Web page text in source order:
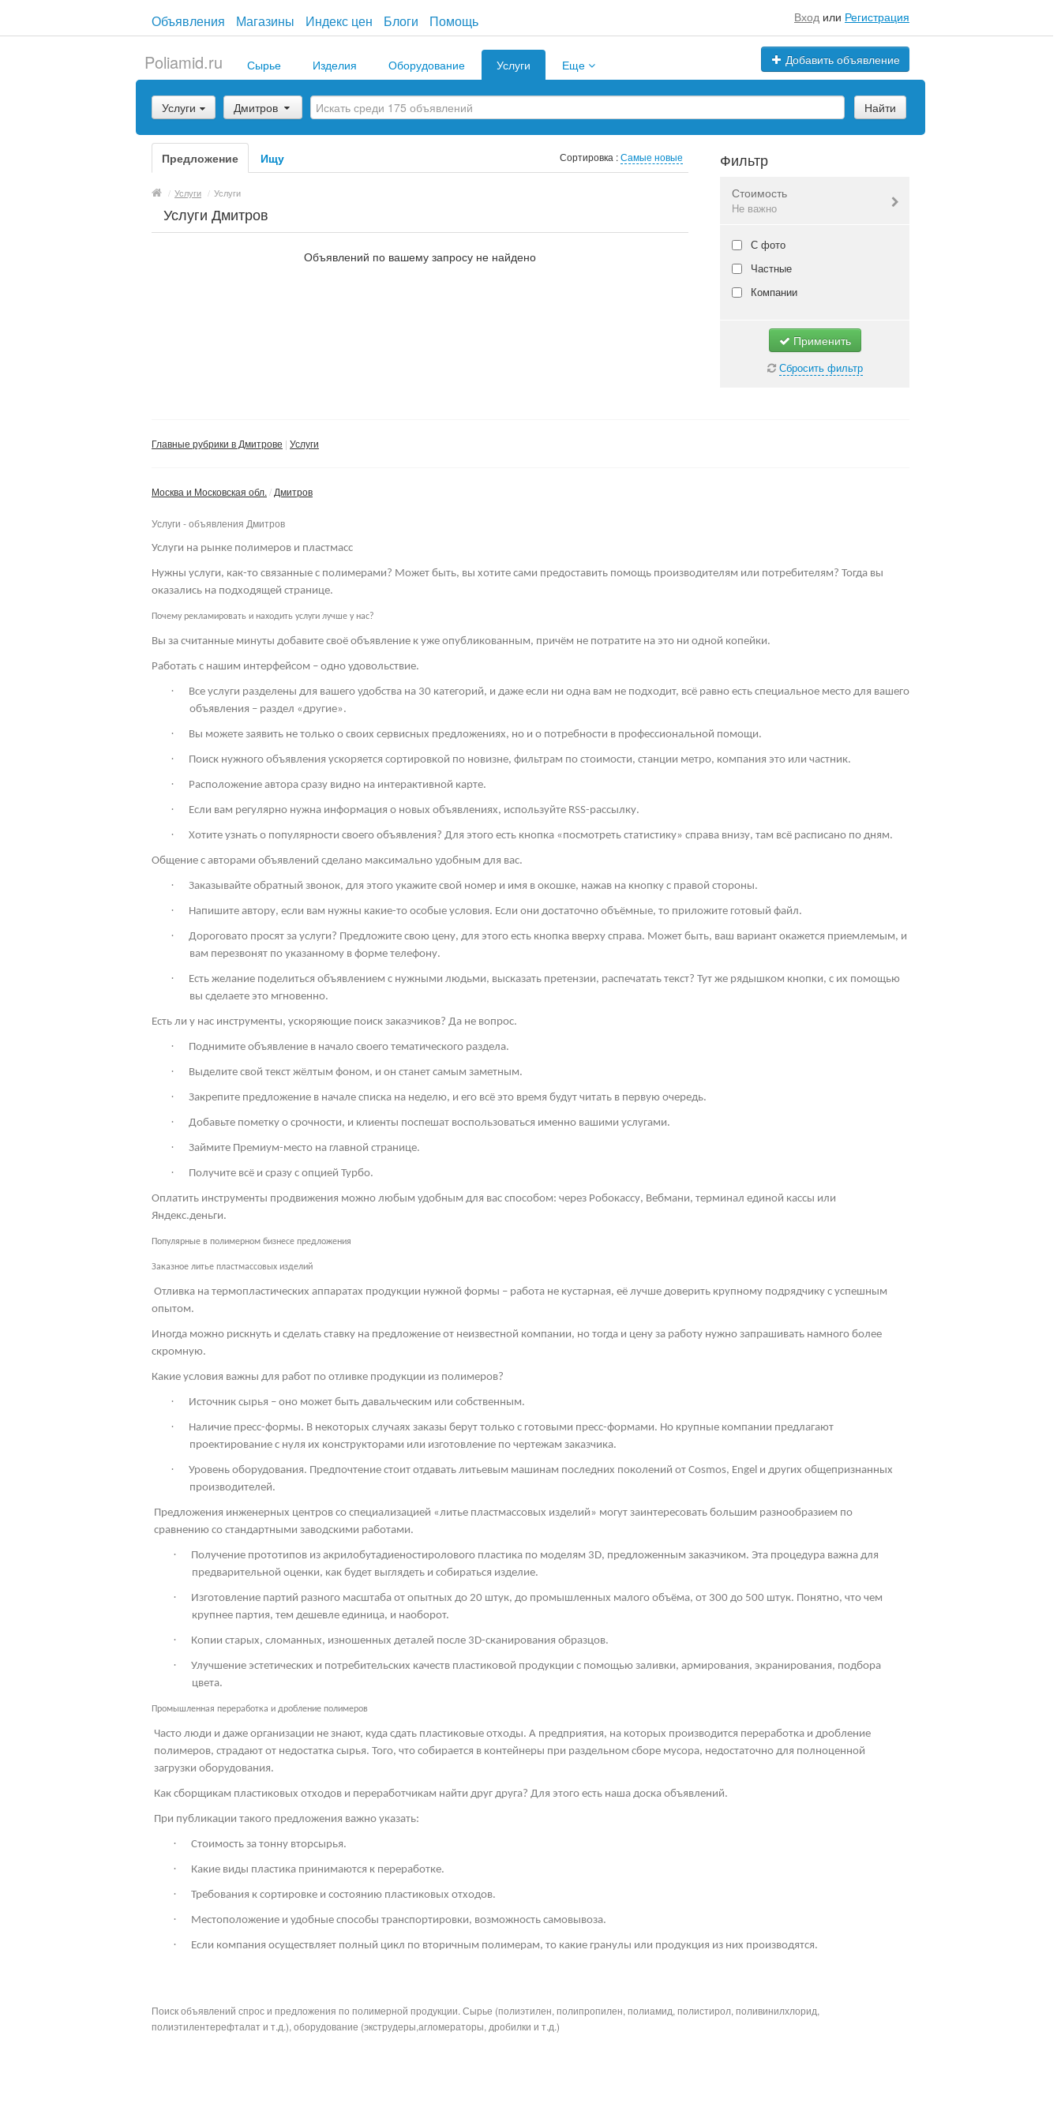
Объявления Магазины Индекс цен Блоги Помощь Вход или Регистрация
Добавить объявление
Poliamid.ru Сырье Изделия Оборудование Услуги Еще
Услуги Дмитров Найти
Предложение Ищу Сортировка :Самые новые
/ Услуги / Услуги
Услуги Дмитров
Объявлений по вашему запросу не найдено
Фильтр
Стоимость
Не важно
Валюта:руб.
С фото
Частные
Компании
Применить
Сбросить фильтр
Главные рубрики в Дмитрове Услуги
Москва и Московская обл. Дмитров
Услуги - объявления Дмитров
Услуги на рынке полимеров и пластмасс
Нужны услуги, как-то связанные с полимерами? Может быть, вы хотите сами предоставить помощь производителям или потребителям? Тогда вы
оказались на подходящей странице.
Почему рекламировать и находить услуги лучше у нас?
Вы за считанные минуты добавите своё объявление к уже опубликованным, причём не потратите на это ни одной копейки.
Работать с нашим интерфейсом – одно удовольствие.
·
Все услуги разделены для вашего удобства на 30 категорий, и даже если ни одна вам не подходит, всё равно есть специальное место для вашего
объявления – раздел «другие».
· Вы можете заявить не только о своих сервисных предложениях, но и о потребности в профессиональной помощи.
· Поиск нужного объявления ускоряется сортировкой по новизне, фильтрам по стоимости, станции метро, компания это или частник.
· Расположение автора сразу видно на интерактивной карте.
· Если вам регулярно нужна информация о новых объявлениях, используйте RSS-рассылку.
· Хотите узнать о популярности своего объявления? Для этого есть кнопка «посмотреть статистику» справа внизу, там всё расписано по дням.
Общение с авторами объявлений сделано максимально удобным для вас.
· Заказывайте обратный звонок, для этого укажите свой номер и имя в окошке, нажав на кнопку с правой стороны.
· Напишите автору, если вам нужны какие-то особые условия. Если они достаточно объёмные, то приложите готовый файл.
·
Дороговато просят за услуги? Предложите свою цену, для этого есть кнопка вверху справа. Может быть, ваш вариант окажется приемлемым, и
вам перезвонят по указанному в форме телефону.
·
Есть желание поделиться объявлением с нужными людьми, высказать претензии, распечатать текст? Тут же рядышком кнопки, с их помощью
вы сделаете это мгновенно.
Есть ли у нас инструменты, ускоряющие поиск заказчиков? Да не вопрос.
· Поднимите объявление в начало своего тематического раздела.
· Выделите свой текст жёлтым фоном, и он станет самым заметным.
· Закрепите предложение в начале списка на неделю, и его всё это время будут читать в первую очередь.
· Добавьте пометку о срочности, и клиенты поспешат воспользоваться именно вашими услугами.
· Займите Премиум-место на главной странице.
· Получите всё и сразу с опцией Турбо.
Оплатить инструменты продвижения можно любым удобным для вас способом: через Робокассу, Вебмани, терминал единой кассы или
Яндекс.деньги.
Популярные в полимерном бизнесе предложения
Заказное литье пластмассовых изделий
Отливка на термопластических аппаратах продукции нужной формы – работа не кустарная, её лучше доверить крупному подрядчику с успешным
опытом.
Иногда можно рискнуть и сделать ставку на предложение от неизвестной компании, но тогда и цену за работу нужно запрашивать намного более
скромную.
Какие условия важны для работ по отливке продукции из полимеров?
· Источник сырья – оно может быть давальческим или собственным.
·
Наличие пресс-формы. В некоторых случаях заказы берут только с готовыми пресс-формами. Но крупные компании предлагают
проектирование с нуля их конструкторами или изготовление по чертежам заказчика.
· Уровень оборудования. Предпочтение стоит отдавать литьевым машинам последних поколений от Cosmos, Engel и других общепризнанных
производителей.
Предложения инженерных центров со специализацией «литье пластмассовых изделий» могут заинтересовать большим разнообразием по
сравнению со стандартными заводскими работами.
· Получение прототипов из акрилобутадиеностиролового пластика по моделям 3D, предложенным заказчиком. Эта процедура важна для
предварительной оценки, как будет выглядеть и собираться изделие.
·
Изготовление партий разного масштаба от опытных до 20 штук, до промышленных малого объёма, от 300 до 500 штук. Понятно, что чем
крупнее партия, тем дешевле единица, и наоборот.
· Копии старых, сломанных, изношенных деталей после 3D-сканирования образцов.
·
Улучшение эстетических и потребительских качеств пластиковой продукции с помощью заливки, армирования, экранирования, подбора
цвета.
Промышленная переработка и дробление полимеров
Часто люди и даже организации не знают, куда сдать пластиковые отходы. А предприятия, на которых производится переработка и дробление
полимеров, страдают от недостатка сырья. Того, что собирается в контейнеры при раздельном сборе мусора, недостаточно для полноценной
загрузки оборудования.
Как сборщикам пластиковых отходов и переработчикам найти друг друга? Для этого есть наша доска объявлений.
При публикации такого предложения важно указать:
· Стоимость за тонну вторсырья.
· Какие виды пластика принимаются к переработке.
· Требования к сортировке и состоянию пластиковых отходов.
· Местоположение и удобные способы транспортировки, возможность самовывоза.
· Если компания осуществляет полный цикл по вторичным полимерам, то какие гранулы или продукция из них производятся.
Поиск объявлений спрос и предложения по полимерной продукции. Сырье (полиэтилен, полипропилен, полиамид, полистирол, поливинилхлорид,
полиэтилентерефталат и т.д.), оборудование (экструдеры,агломераторы, дробилки и т.д.)